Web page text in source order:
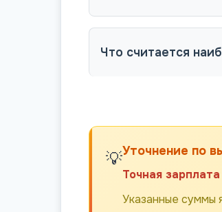
Что считается
💡Уточнение по
Точная
Указанные суммы